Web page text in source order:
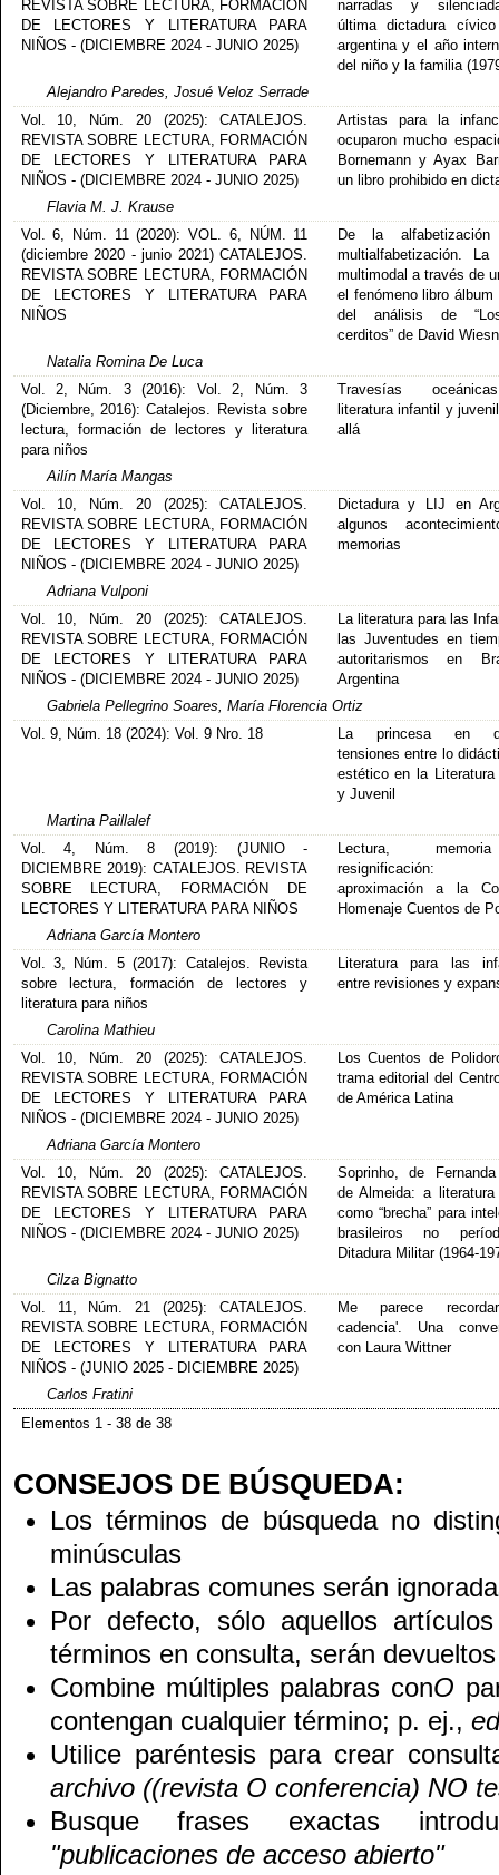
REVISTA SOBRE LECTURA, FORMACIÓN
DE LECTORES Y LITERATURA PARA
NIÑOS - (DICIEMBRE 2024 - JUNIO 2025)
narradas y
última dictadura
argentina y el año
del niño y la familia
Alejandro Paredes, Josué Veloz Serrade
Vol. 10, Núm. 20 (2025): CATALEJOS.
REVISTA SOBRE LECTURA, FORMACIÓN
DE LECTORES Y LITERATURA PARA
NIÑOS - (DICIEMBRE 2024 - JUNIO 2025)
Artistas para la
ocuparon mucho
Bornemann y Ayax
un libro prohibido en
Flavia M. J. Krause
Vol. 6, Núm. 11 (2020): VOL. 6, NÚM. 11
(diciembre 2020 - junio 2021) CATALEJOS.
REVISTA SOBRE LECTURA, FORMACIÓN
DE LECTORES Y LITERATURA PARA
NIÑOS
De la
multialfabetización. La
multimodal a través de
el fenómeno libro álbum
del análisis de
cerditos” de David
Natalia Romina De Luca
Vol. 2, Núm. 3 (2016): Vol. 2, Núm. 3
(Diciembre, 2016): Catalejos. Revista sobre
lectura, formación de lectores y literatura
para niños
Travesías
literatura infantil y
allá
Ailín María Mangas
Vol. 10, Núm. 20 (2025): CATALEJOS.
REVISTA SOBRE LECTURA, FORMACIÓN
DE LECTORES Y LITERATURA PARA
NIÑOS - (DICIEMBRE 2024 - JUNIO 2025)
Dictadura y LIJ en
algunos
memorias
Adriana Vulponi
Vol. 10, Núm. 20 (2025): CATALEJOS.
REVISTA SOBRE LECTURA, FORMACIÓN
DE LECTORES Y LITERATURA PARA
NIÑOS - (DICIEMBRE 2024 - JUNIO 2025)
La literatura para las
las Juventudes en
autoritarismos en
Argentina
Gabriela Pellegrino Soares, María Florencia Ortiz
Vol. 9, Núm. 18 (2024): Vol. 9 Nro. 18
La princesa en
tensiones entre lo
estético en la
y Juvenil
Martina Paillalef
Vol. 4, Núm. 8 (2019): (JUNIO -
DICIEMBRE 2019): CATALEJOS. REVISTA
SOBRE LECTURA, FORMACIÓN DE
LECTORES Y LITERATURA PARA NIÑOS
Lectura,
aproximación a la
Homenaje Cuentos de
Adriana García Montero
Vol. 3, Núm. 5 (2017): Catalejos. Revista
sobre lectura, formación de lectores y
literatura para niños
Literatura para las
entre revisiones y
Carolina Mathieu
Vol. 10, Núm. 20 (2025): CATALEJOS.
REVISTA SOBRE LECTURA, FORMACIÓN
DE LECTORES Y LITERATURA PARA
NIÑOS - (DICIEMBRE 2024 - JUNIO 2025)
Los Cuentos de
trama editorial del
de América Latina
Adriana García Montero
Vol. 10, Núm. 20 (2025): CATALEJOS.
REVISTA SOBRE LECTURA, FORMACIÓN
DE LECTORES Y LITERATURA PARA
NIÑOS - (DICIEMBRE 2024 - JUNIO 2025)
Soprinho, de
de Almeida: a
como “brecha” para
brasileiros no
Ditadura Militar (1964-
Cilza Bignatto
Vol. 11, Núm. 21 (2025): CATALEJOS.
REVISTA SOBRE LECTURA, FORMACIÓN
DE LECTORES Y LITERATURA PARA
NIÑOS - (JUNIO 2025 - DICIEMBRE 2025)
Me parece
cadencia'. Una
con Laura Wittner
Carlos Fratini
Elementos 1 - 38 de 38
CONSEJOS DE BÚSQUEDA:
Los términos de búsqueda no
minúsculas
Las palabras comunes serán
Por defecto, sólo aquellos
términos en consulta, serán
Combine múltiples palabras conO
contengan cualquier término; p. ej.,
Utilice paréntesis para crear
archivo ((revista O conferencia) NO
Busque frases exactas
"publicaciones de acceso abierto"